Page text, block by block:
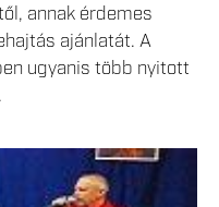
annak érdemes
ajánlatát. A
ugyanis több nyitott